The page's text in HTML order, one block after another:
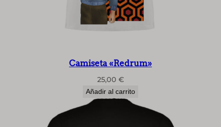
Camiseta «Redrum»
25,00 €
Añadir al carrito